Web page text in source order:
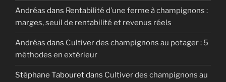
Andréas dans Rentabilité d’une ferme à champignons :
marges, seuil de rentabilité et revenus réels
Andréas dans Cultiver des champignons au potager : 5
méthodes en extérieur
Stéphane Tabouretdans Cultiver des champignons au